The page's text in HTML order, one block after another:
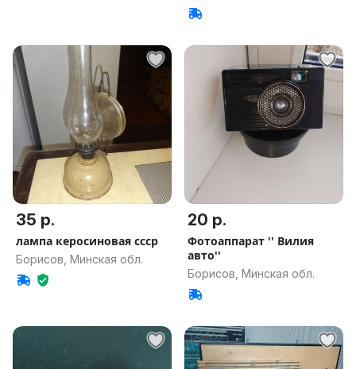
35 р.
лампа керосиновая ссср
Борисов, Минская обл.
20 р.
Фотоаппарат '' Вилия
авто''
Борисов, Минская обл.